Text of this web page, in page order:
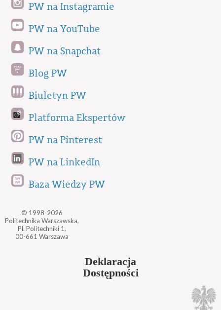
PW na Instagramie
PW na YouTube
PW na Snapchat
Blog PW
Biuletyn PW
Platforma Ekspertów
PW na Pinterest
PW na LinkedIn
Baza Wiedzy PW
© 1998-2026
Politechnika Warszawska,
Pl. Politechniki 1,
00-661 Warszawa
Deklaracja
Dostępności